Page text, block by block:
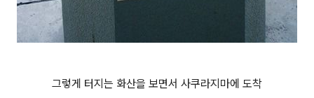
그렇게 터지는 화산을 보면서 사쿠라지마에 도착